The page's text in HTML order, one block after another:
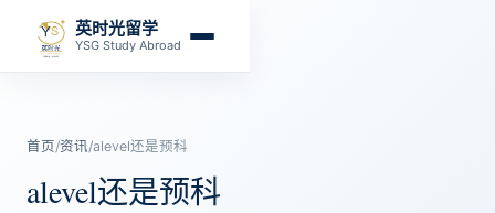
英时光留学
YSG Study Abroad
首页/资讯/alevel还是预科
alevel还是预科